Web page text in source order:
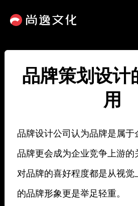
品牌策划设计
用
品牌设计公司认为品牌是属于
品牌更会成为企业竞争上游
对品牌的喜好程度都是从视
的品牌形象更是举足轻重。